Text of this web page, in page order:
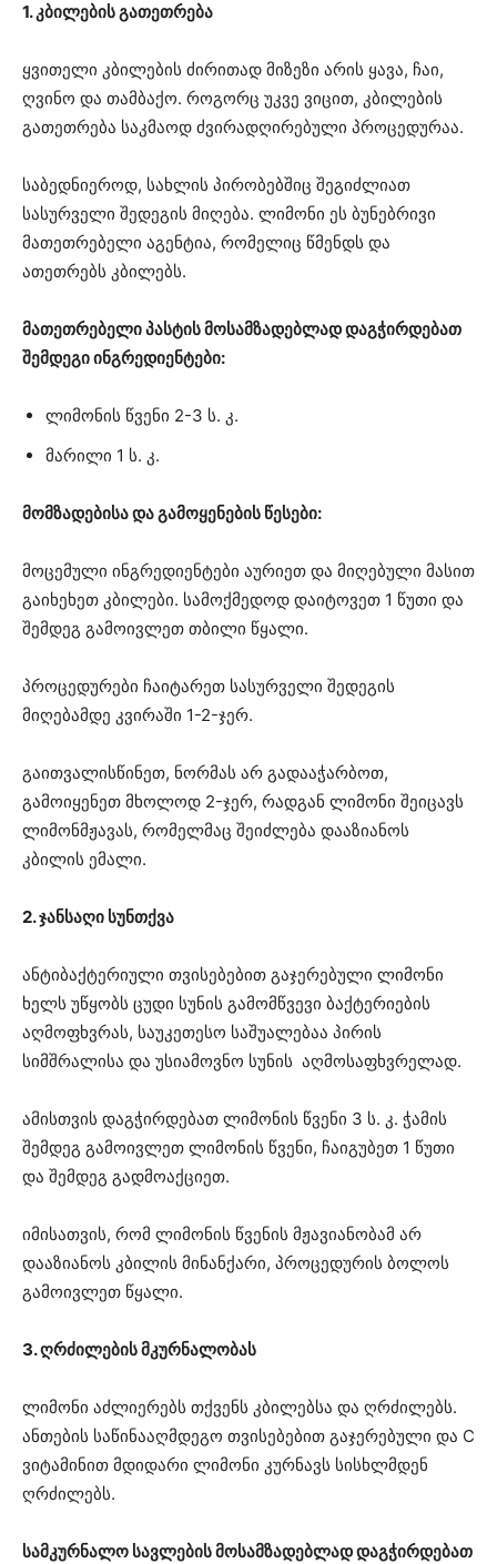
1. კბილების გათეთრება
ყვითელი კბილების ძირითად მიზეზი არის ყავა, ჩაი,
ღვინო და თამბაქო. როგორც უკვე ვიცით, კბილების
გათეთრება საკმაოდ ძვირადღირებული პროცედურაა.
საბედნიეროდ, სახლის პირობებშიც შეგიძლიათ
სასურველი შედეგის მიღება. ლიმონი ეს ბუნებრივი
მათეთრებელი აგენტია, რომელიც წმენდს და
ათეთრებს კბილებს.
მათეთრებელი პასტის მოსამზადებლად დაგჭირდებათ
შემდეგი ინგრედიენტები:
ლიმონის წვენი 2-3 ს. კ.
მარილი 1 ს. კ.
მომზადებისა და გამოყენების წესები:
მოცემული ინგრედიენტები აურიეთ და მიღებული მასით
გაიხეხეთ კბილები. სამოქმედოდ დაიტოვეთ 1 წუთი და
შემდეგ გამოივლეთ თბილი წყალი.
პროცედურები ჩაიტარეთ სასურველი შედეგის
მიღებამდე კვირაში 1-2-ჯერ.
გაითვალისწინეთ, ნორმას არ გადააჭარბოთ,
გამოიყენეთ მხოლოდ 2-ჯერ, რადგან ლიმონი შეიცავს
ლიმონმჟავას, რომელმაც შეიძლება დააზიანოს
კბილის ემალი.
2. ჯანსაღი სუნთქვა
ანტიბაქტერიული თვისებებით გაჯერებული ლიმონი
ხელს უწყობს ცუდი სუნის გამომწვევი ბაქტერიების
აღმოფხვრას, საუკეთესო საშუალებაა პირის
სიმშრალისა და უსიამოვნო სუნის აღმოსაფხვრელად.
ამისთვის დაგჭირდებათ ლიმონის წვენი 3 ს. კ. ჭამის
შემდეგ გამოივლეთ ლიმონის წვენი, ჩაიგუბეთ 1 წუთი
და შემდეგ გადმოაქციეთ.
იმისათვის, რომ ლიმონის წვენის მჟავიანობამ არ
დააზიანოს კბილის მინანქარი, პროცედურის ბოლოს
გამოივლეთ წყალი.
3. ღრძილების მკურნალობას
ლიმონი აძლიერებს თქვენს კბილებსა და ღრძილებს.
ანთების საწინააღმდეგო თვისებებით გაჯერებული და C
ვიტამინით მდიდარი ლიმონი კურნავს სისხლმდენ
ღრძილებს.
სამკურნალო სავლების მოსამზადებლად დაგჭირდებათ